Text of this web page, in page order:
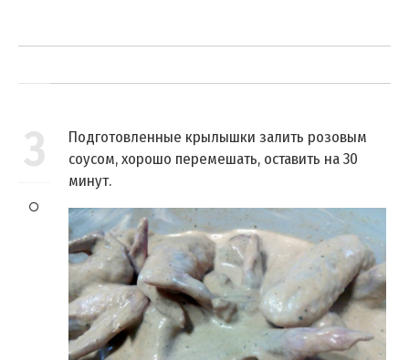
3
Подготовленные крылышки залить розовым
соусом, хорошо перемешать, оставить на 30
минут.